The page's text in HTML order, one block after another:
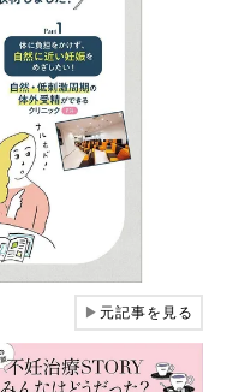
▶元記事を見る